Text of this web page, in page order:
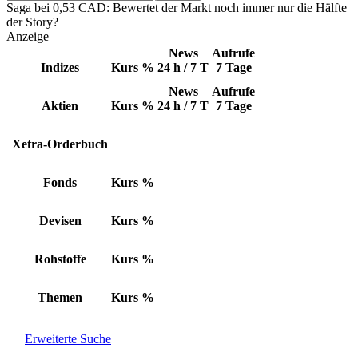
Saga bei 0,53 CAD: Bewertet der Markt noch immer nur die Hälfte
der Story?
Anzeige
Indizes Kurs %
News
24 h / 7 T
Aufrufe
7 Tage
Aktien Kurs %
News
24 h / 7 T
Aufrufe
7 Tage
Xetra-Orderbuch
Fonds Kurs %
Devisen Kurs %
Rohstoffe Kurs %
Themen Kurs %
Erweiterte Suche